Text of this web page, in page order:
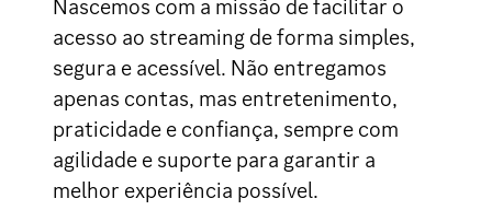
Nascemos com a missão de facilitar o
acesso ao streaming de forma simples,
segura e acessível. Não entregamos
apenas contas, mas entretenimento,
praticidade e confiança, sempre com
agilidade e suporte para garantir a
melhor experiência possível.